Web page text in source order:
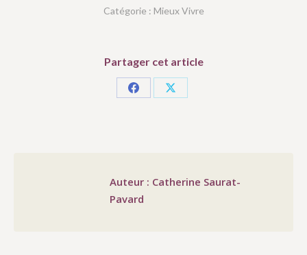
Catégorie : Mieux Vivre
Partager cet article
PartagerPartager
Auteur : Catherine Saurat-
Pavard